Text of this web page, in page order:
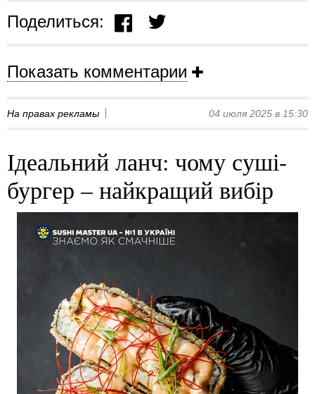
Поделиться:
Показать комментарии
На правах рекламы 04 июля 2025 в 15:30
Ідеальний ланч: чому суші-
бургер – найкращий вибір